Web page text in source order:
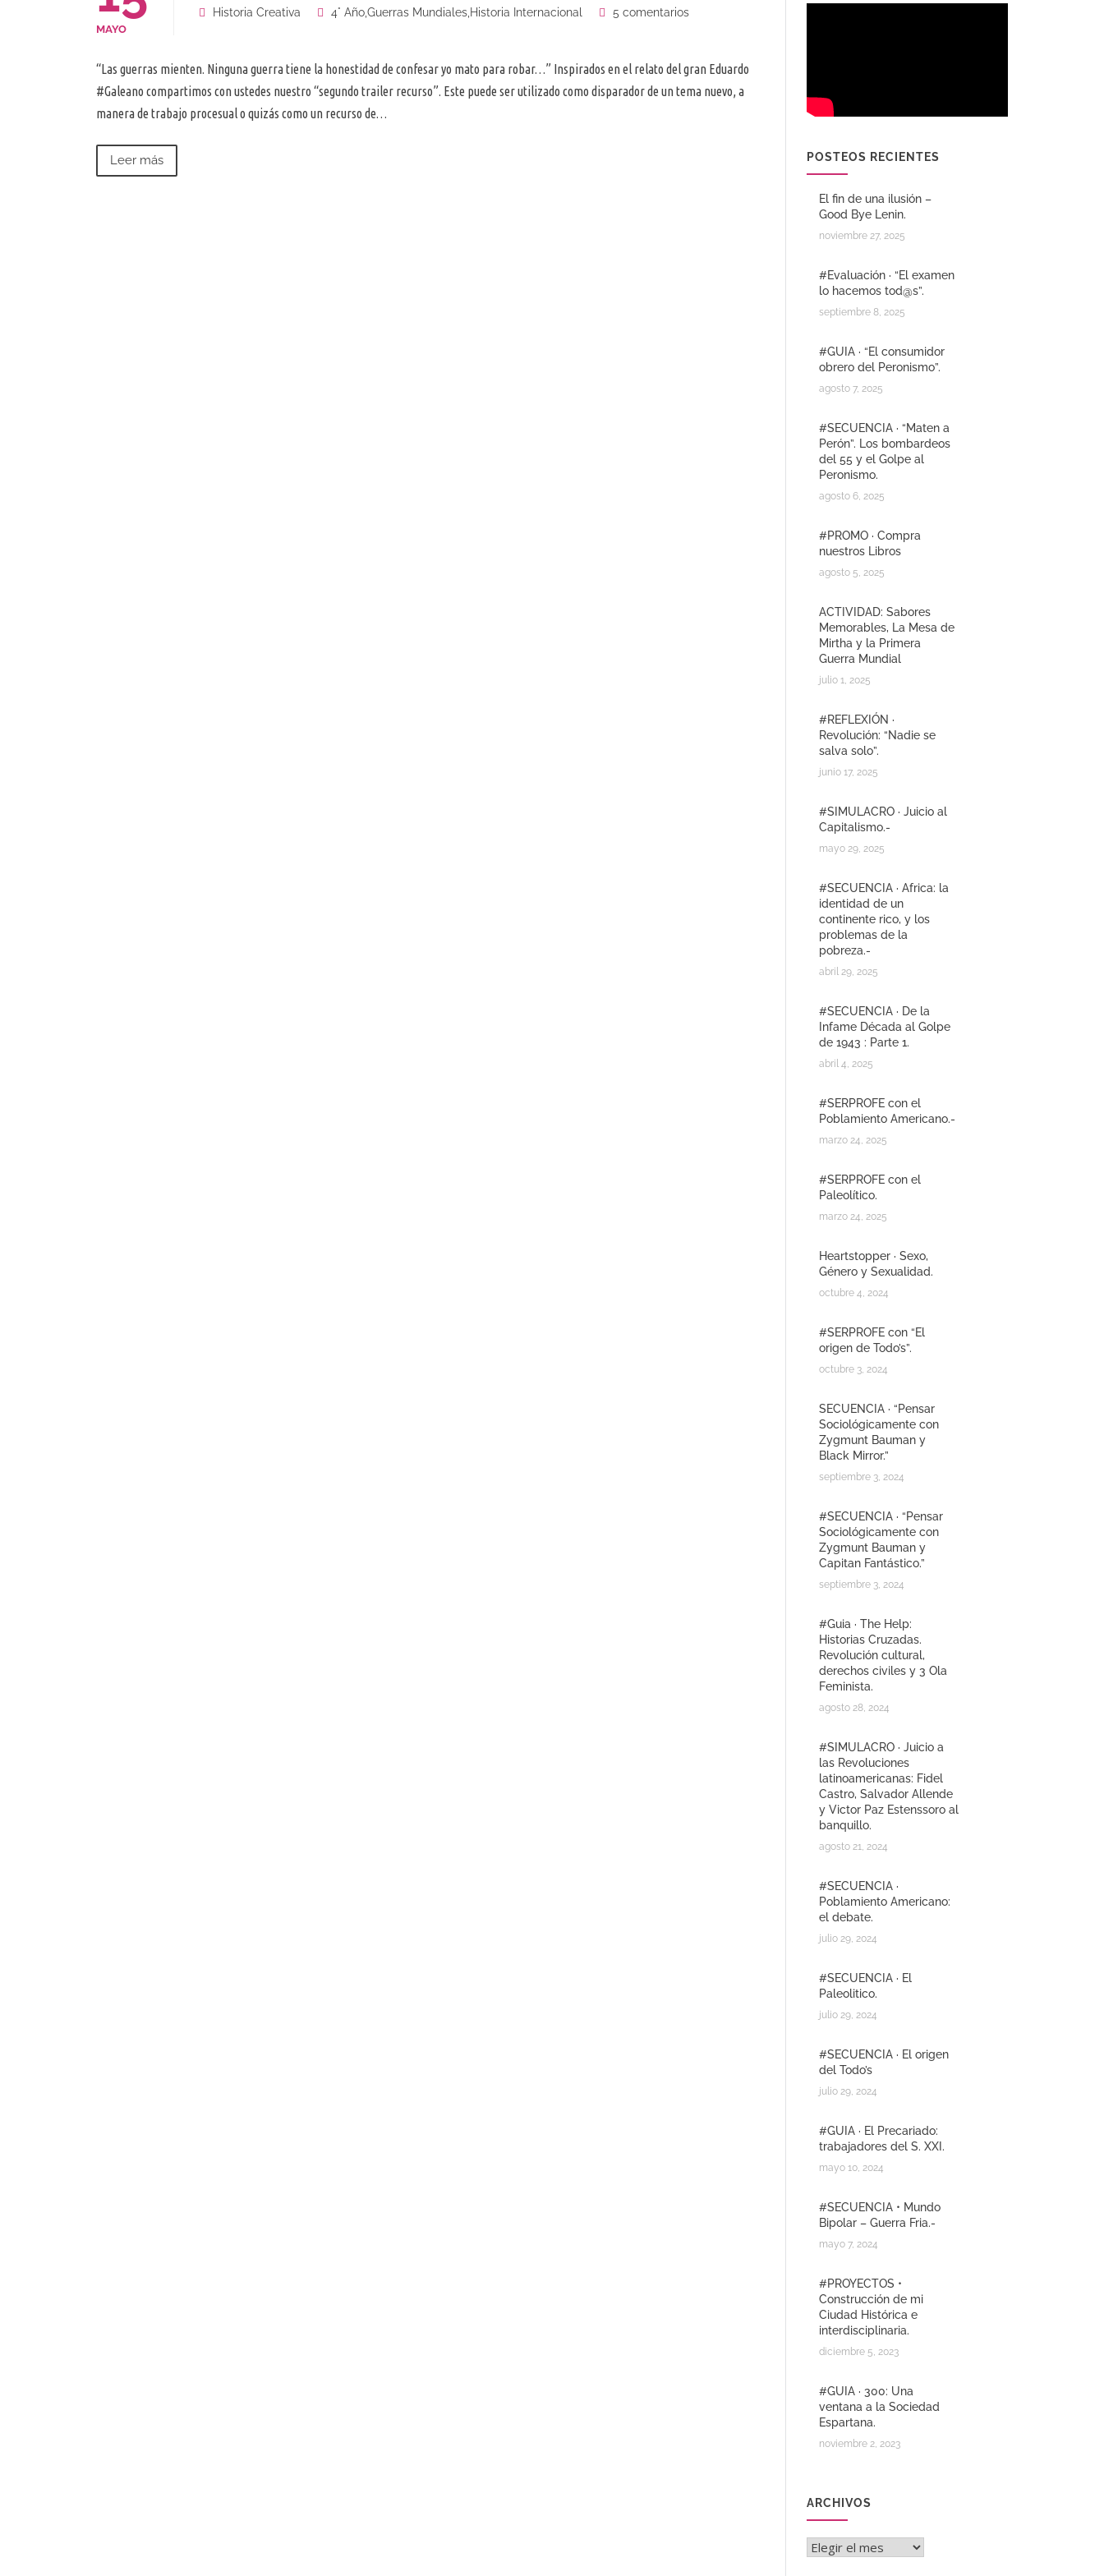
MAYO
Historia Creativa 4° AñoGuerras Mundiales Historia Internacional 5 comentarios
“Las guerras mienten. Ninguna guerra tiene la honestidad de confesar yo mato para robar…” Inspirados en el relato del gran Eduardo
#Galeano compartimos con ustedes nuestro “segundo trailer recurso”. Este puede ser utilizado como disparador de un tema nuevo, a
manera de trabajo procesual o quizás como un recurso de…
Leer más POSTEOS RECIENTES
El fin de una ilusión –
Good Bye Lenin.
noviembre 27, 2025
#Evaluación · “El examen
lo hacemos tod@s”.
septiembre 8, 2025
#GUIA · “El consumidor
obrero del Peronismo”.
agosto 7, 2025
#SECUENCIA · “Maten a
Perón”. Los bombardeos
del 55 y el Golpe al
Peronismo.
agosto 6, 2025
#PROMO · Compra
nuestros Libros
agosto 5, 2025
ACTIVIDAD: Sabores
Memorables, La Mesa de
Mirtha y la Primera
Guerra Mundial
julio 1, 2025
#REFLEXIÓN ·
Revolución: “Nadie se
salva solo”.
junio 17, 2025
#SIMULACRO · Juicio al
Capitalismo.-
mayo 29, 2025
#SECUENCIA · Africa: la
identidad de un
continente rico, y los
problemas de la
pobreza.-
abril 29, 2025
#SECUENCIA · De la
Infame Década al Golpe
de 1943 : Parte 1.
abril 4, 2025
#SERPROFE con el
Poblamiento Americano.-
marzo 24, 2025
#SERPROFE con el
Paleolítico.
marzo 24, 2025
Heartstopper · Sexo,
Género y Sexualidad.
octubre 4, 2024
#SERPROFE con “El
origen de Todo’s”.
octubre 3, 2024
SECUENCIA · “Pensar
Sociológicamente con
Zygmunt Bauman y
Black Mirror.”
septiembre 3, 2024
#SECUENCIA · “Pensar
Sociológicamente con
Zygmunt Bauman y
Capitan Fantástico.”
septiembre 3, 2024
#Guia · The Help:
Historias Cruzadas.
Revolución cultural,
derechos civiles y 3 Ola
Feminista.
agosto 28, 2024
#SIMULACRO · Juicio a
las Revoluciones
latinoamericanas: Fidel
Castro, Salvador Allende
y Victor Paz Estenssoro al
banquillo.
agosto 21, 2024
#SECUENCIA ·
Poblamiento Americano:
el debate.
julio 29, 2024
#SECUENCIA · El
Paleolitico.
julio 29, 2024
#SECUENCIA · El origen
del Todo’s
julio 29, 2024
#GUIA · El Precariado:
trabajadores del S. XXI.
mayo 10, 2024
#SECUENCIA • Mundo
Bipolar – Guerra Fria.-
mayo 7, 2024
#PROYECTOS •
Construcción de mi
Ciudad Histórica e
interdisciplinaria.
diciembre 5, 2023
#GUIA · 300: Una
ventana a la Sociedad
Espartana.
noviembre 2, 2023
ARCHIVOS
Archivos